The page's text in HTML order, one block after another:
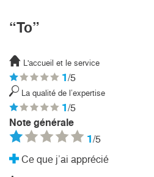
“To”
L'accueil et le service
1/5
La qualité de l’expertise
1/5
Note générale
1/5
Ce que j’ai apprécié